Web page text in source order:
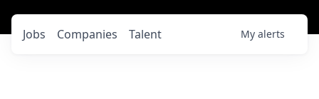
Jobs Companies Talent My alerts